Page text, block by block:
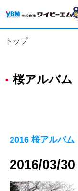
トップ
桜アルバム
2016 桜アルバム
2016/03/30